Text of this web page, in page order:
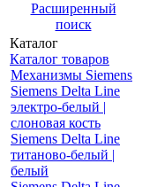
Расширенный
поиск
Каталог
Каталог товаров
Механизмы Siemens
Siemens Delta Line
электро-белый |
слоновая кость
Siemens Delta Line
титаново-белый |
белый